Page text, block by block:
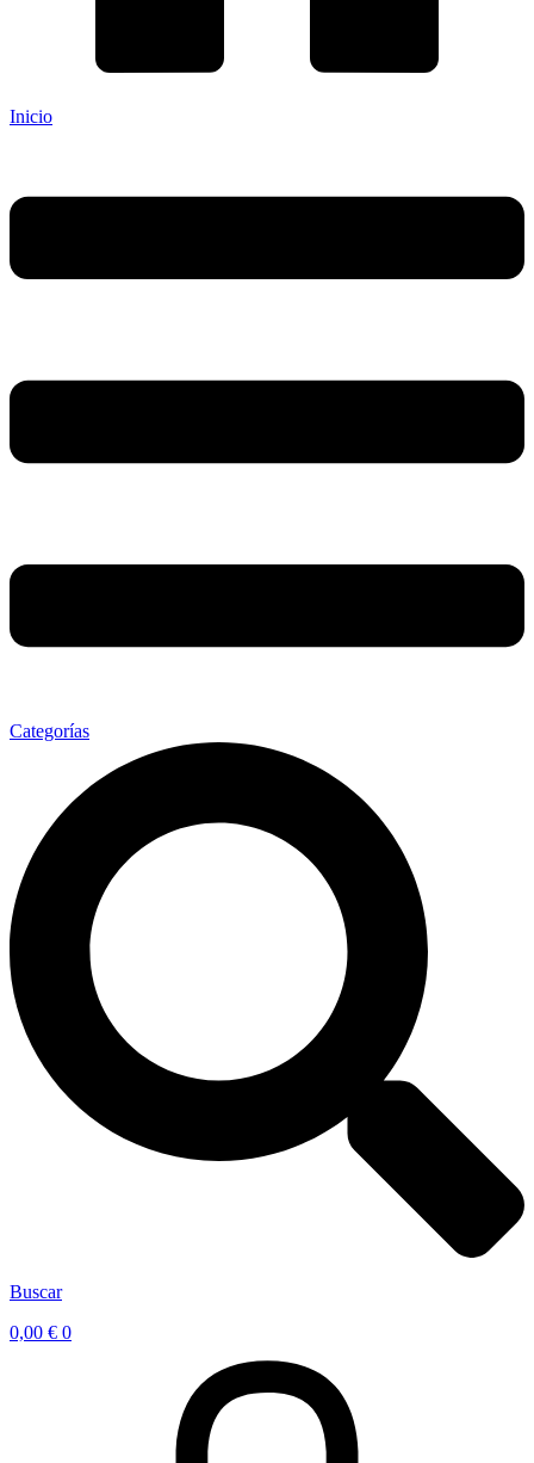
Inicio
Categorías
Buscar
0,00 € 0